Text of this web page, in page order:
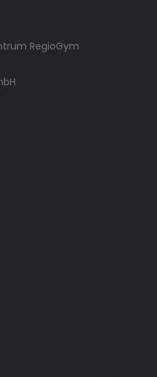
RegioGym